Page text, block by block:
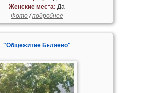
Женские места: Да
Фото/подробнее
"Общежитие Беляево"